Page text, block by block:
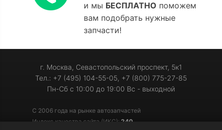
и мы БЕСПЛАТНО поможем
вам подобрать нужные
запчасти!
г. Москва, Севастопольский проспект, 5к1
Тел.: +7 (495) 104-55-05, +7 (800) 775-27-85
Пн-Сб с 10:00 до 19:00 Вс - выходной
С 2006 года на рынке автозапчастей
Индекс качества сайта (ИКС): 240